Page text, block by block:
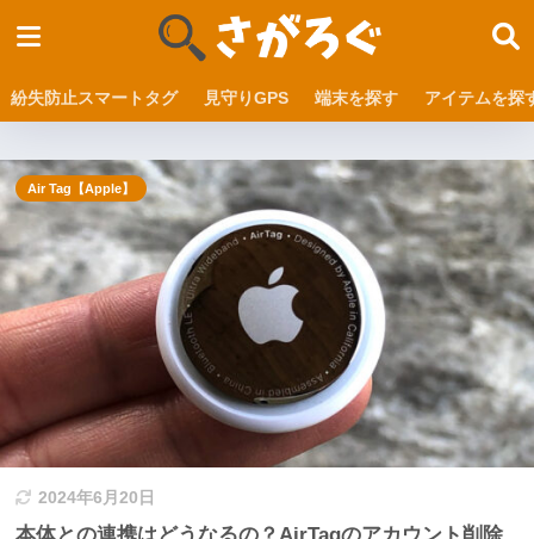
紛失防止スマートタグ 見守りGPS 端末を探す アイテムを探
2024年6月20日
Air Tag【Apple】